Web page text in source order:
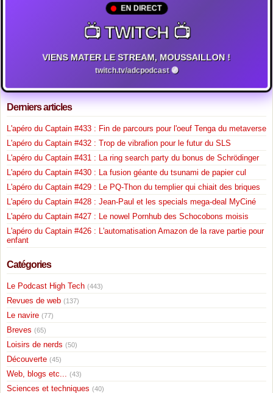
EN DIRECT
📺 TWITCH 📺
VIENS MATER LE STREAM, MOUSSAILLON !
twitch.tv/adcpodcast 🟣
Derniers articles
L'apéro du Captain #433 : Fin de parcours pour l'oeuf Tenga du metaverse
L'apéro du Captain #432 : Trop de vibrafion pour le futur du SLS
L'apéro du Captain #431 : La ring search party du bonus de Schrödinger
L'apéro du Captain #430 : La fusion géante du tsunami de papier cul
L'apéro du Captain #429 : Le PQ-Thon du templier qui chiait des briques
L'apéro du Captain #428 : Jean-Paul et les specials mega-deal MyCiné
L'apéro du Captain #427 : Le nowel Pornhub des Schocobons moisis
L'apéro du Captain #426 : L'automatisation Amazon de la rave partie pour
enfant
Catégories
Le Podcast High Tech (443)
Revues de web (137)
Le navire (77)
Breves (65)
Loisirs de nerds (50)
Découverte (45)
Web, blogs etc... (43)
Sciences et techniques (40)